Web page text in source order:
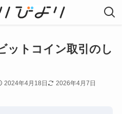
ットコイン取引のし
2024年4月18日 2026年4月7日